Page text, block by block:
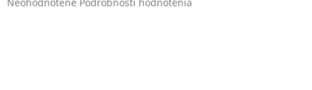
Neohodnotené Podrobnosti hodnotenia